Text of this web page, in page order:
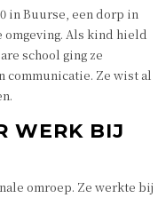
in Buurse, een dorp in
Als kind hield
school ging ze
communicatie. Ze wist al
WERK BIJ
omroep. Ze werkte bij